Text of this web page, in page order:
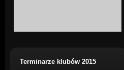
Terminarze klubów 2015